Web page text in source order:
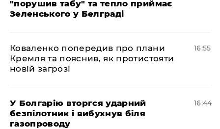
"порушив табу" та тепло приймає
Зеленського у Белграді
Коваленко попередив про плани
Кремля та пояснив, як протистояти
новій загрозі
16:55
У Болгарію вторгся ударний
безпілотник і вибухнув біля
газопроводу
16:44